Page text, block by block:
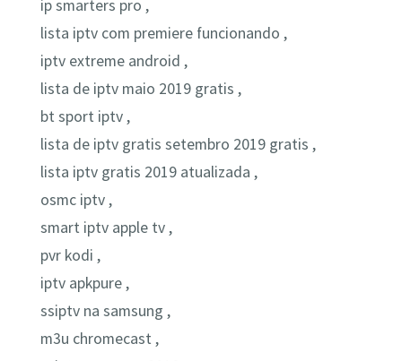
ip smarters pro ,
lista iptv com premiere funcionando ,
iptv extreme android ,
lista de iptv maio 2019 gratis ,
bt sport iptv ,
lista de iptv gratis setembro 2019 gratis ,
lista iptv gratis 2019 atualizada ,
osmc iptv ,
smart iptv apple tv ,
pvr kodi ,
iptv apkpure ,
ssiptv na samsung ,
m3u chromecast ,